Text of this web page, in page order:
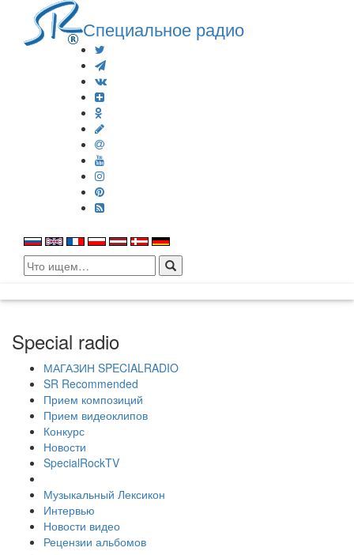
Специальное радио
Search
for:
Special radio
МАГАЗИН SPECIALRADIO
SR Recommended
Прием композиций
Прием видеоклипов
Конкурс
Новости
SpecialRockTV
Музыкальный Лексикон
Интервью
Новости видео
Рецензии альбомов